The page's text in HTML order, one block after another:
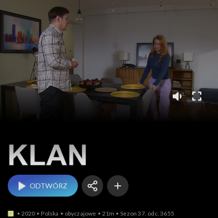
Klan
ODTWÓRZ
2020 Polska obyczajowe 21m Sezon 37, odc. 3655